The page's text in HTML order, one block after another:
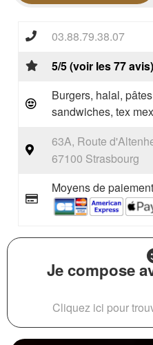
03.88.79.38.07
5/5 (voir les 77 avis)
Burgers, halal,
sandwiches, tex
63A, Route
67100 Strasbourg
Moyens de
Je compose
Cliquez ici pour